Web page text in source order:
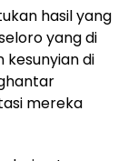
hasil yang
yang di
di
mereka